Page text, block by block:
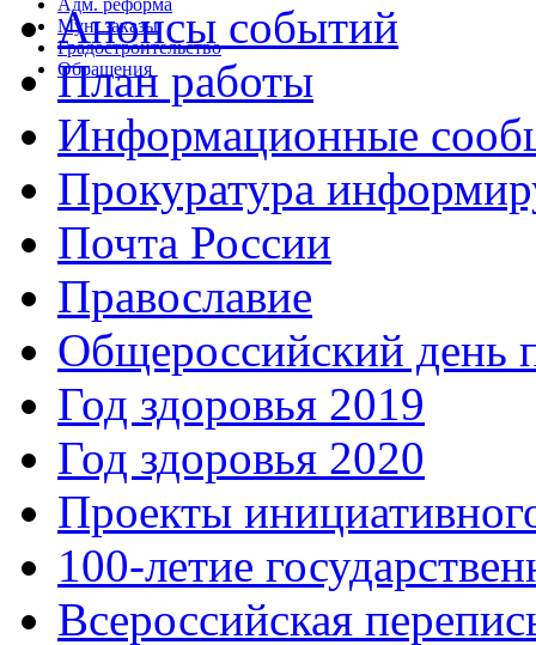
Мун. заказы
Градостроительство
Обращения
Анонсы событий
План работы
Информационные
Прокуратура
Почта России
Православие
Общероссийский день
Год здоровья 2019
Год здоровья 2020
Проекты
100-летие
Всероссийская